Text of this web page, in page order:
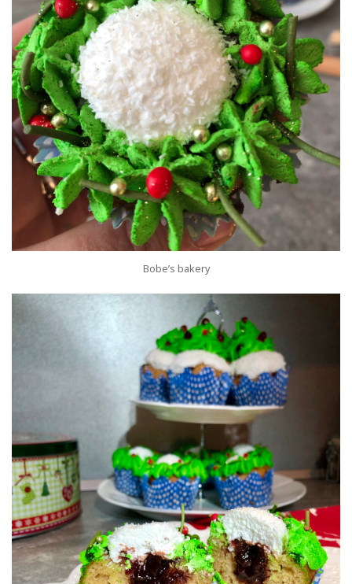
Bobe’s bakery